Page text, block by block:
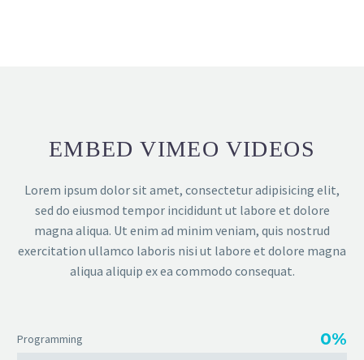
EMBED VIMEO VIDEOS
Lorem ipsum dolor sit amet, consectetur adipisicing elit,
sed do eiusmod tempor incididunt ut labore et dolore
magna aliqua. Ut enim ad minim veniam, quis nostrud
exercitation ullamco laboris nisi ut labore et dolore magna
aliqua aliquip ex ea commodo consequat.
Programming 0%